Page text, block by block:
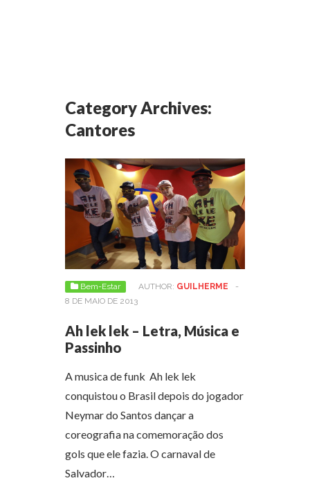
Category Archives:
Cantores
Bem-Estar AUTHOR: GUILHERME
-
8 DE MAIO DE 2013
Ah lek lek – Letra, Música e
Passinho
A musica de funk Ah lek lek
conquistou o Brasil depois do jogador
Neymar do Santos dançar a
coreografia na comemoração dos
gols que ele fazia. O carnaval de
Salvador…